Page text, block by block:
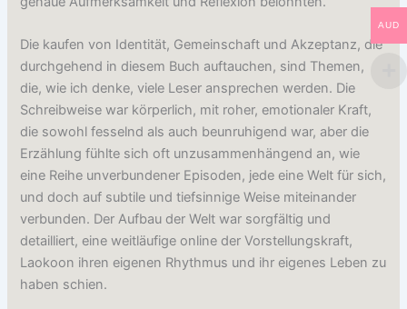
Die kaufen von Identität, Gemeinschaft und Akzeptanz, die
durchgehend in diesem Buch auftauchen, sind Themen,
die, wie ich denke, viele Leser ansprechen werden. Die
Schreibweise war körperlich, mit roher, emotionaler Kraft,
die sowohl fesselnd als auch beunruhigend war, aber die
Erzählung fühlte sich oft unzusammenhängend an, wie
eine Reihe unverbundener Episoden, jede eine Welt für sich,
und doch auf subtile und tiefsinnige Weise miteinander
verbunden. Der Aufbau der Welt war sorgfältig und
detailliert, eine weitläufige online der Vorstellungskraft,
Laokoon ihren eigenen Rhythmus und ihr eigenes Leben zu
haben schien.
AUD